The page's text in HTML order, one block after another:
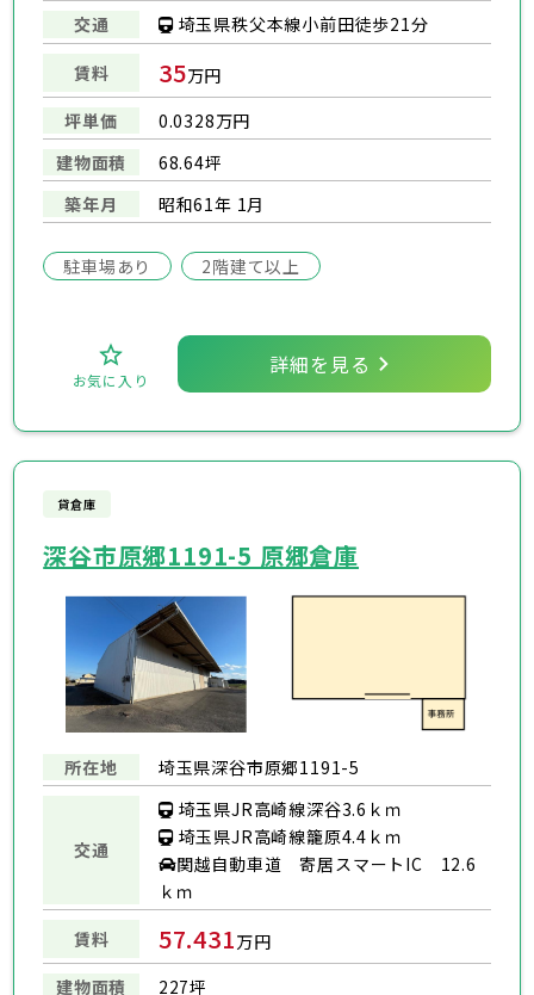
交通
埼玉県秩父本線小前田徒歩21分
賃料 35万円
坪単価
0.0328万円
建物面積
68.64坪
築年月
昭和61年 1月
駐車場あり 2階建て以上
お気に入り
詳細を見る
貸倉庫
深谷市原郷1191-5 原郷倉庫
所在地 埼玉県深谷市原郷1191-5
交通
埼玉県JR高崎線深谷3.6ｋｍ
埼玉県JR高崎線籠原4.4ｋｍ
関越⾃動⾞道 寄居スマートIC 12.6
ｋｍ
賃料
57.431万円
建物面積
227坪